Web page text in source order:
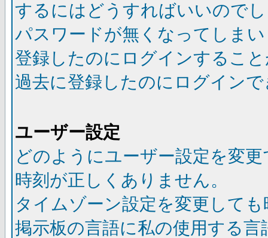
するにはどうすればいいので
パスワードが無くなってしま
登録したのにログインするこ
過去に登録したのにログイン
ユーザー設定
どのようにユーザー設定を変
時刻が正しくありません。
タイムゾーン設定を変更して
掲示板の言語に私の使用する